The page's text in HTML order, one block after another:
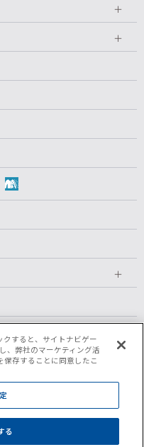
＋
＋
＋
シー
クすると、サイトナビゲー
、弊社のマーケティング活
存することに同意したこ
る